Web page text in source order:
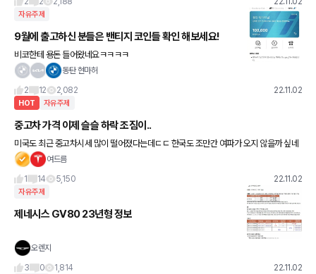
자유주제
9월에 출고하신 분들은 밴티지 코인들 확인 해보세요!
비코한테 용돈 들어왔네요ㅋㅋㅋㅋ
동탄 현마허
2
12 2,082 22.11.02
HOT 자유주제
중고차 가격 이제 슬슬 하락 조짐이..
미국도 최근 중고차시세 많이 떨어졌다는데ㄷㄷ 한국도 조만간 여파가 오지 않을까 싶네
요.. 금리인상 긴축정책 앞에서는 중고차도 장사없는듯요;;;;; 차 정리하실분들 상황 잘 보
여드름
1
14 5,150 22.11.02
자유주제
제네시스 GV80 23년형 정보
오렌지
3
0 1,814 22.11.02